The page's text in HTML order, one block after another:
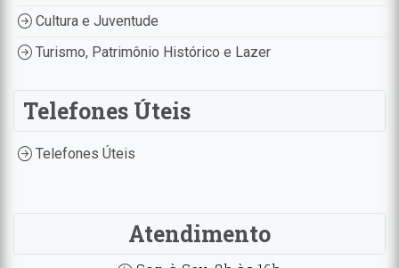
Cultura e Juventude
Turismo, Patrimônio Histórico e Lazer
Telefones Úteis
Telefones Úteis
Atendimento